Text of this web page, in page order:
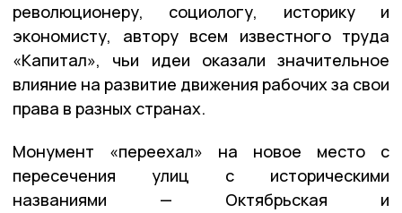
революционеру, социологу, историку и
экономисту, автору всем известного труда
«Капитал», чьи идеи оказали значительное
влияние на развитие движения рабочих за свои
права в разных странах.
Монумент «переехал» на новое место с
пересечения улиц с историческими
названиями — Октябрьская и